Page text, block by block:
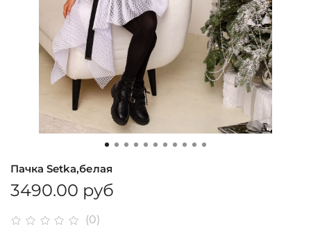
(0)
Пачка Setka,белая
3490.00 руб